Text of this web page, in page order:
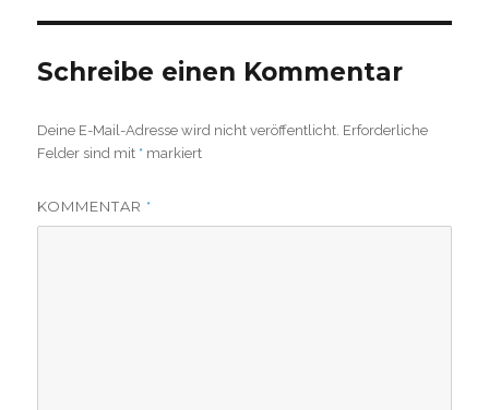
Schreibe einen Kommentar
Deine E-Mail-Adresse wird nicht veröffentlicht. Erforderliche
Felder sind mit * markiert
KOMMENTAR *